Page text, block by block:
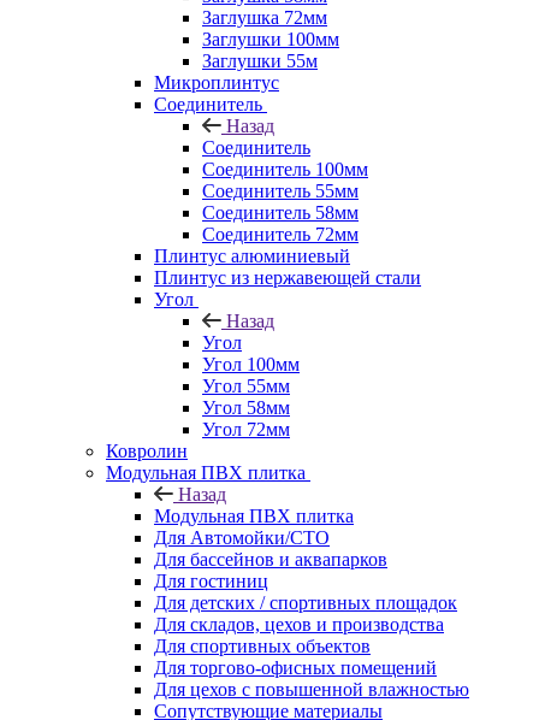
Заглушка 72мм
Заглушки 100мм
Заглушки 55м
Микроплинтус
Соединитель
Назад
Соединитель
Соединитель 100мм
Соединитель 55мм
Соединитель 58мм
Соединитель 72мм
Плинтус алюминиевый
Плинтус из нержавеющей стали
Угол
Назад
Угол
Угол 100мм
Угол 55мм
Угол 58мм
Угол 72мм
Ковролин
Модульная ПВХ плитка
Назад
Модульная ПВХ плитка
Для Автомойки/СТО
Для бассейнов и аквапарков
Для гостиниц
Для детских / спортивных площадок
Для складов, цехов и производства
Для спортивных объектов
Для торгово-офисных помещений
Для цехов с повышенной влажностью
Сопутствующие материалы